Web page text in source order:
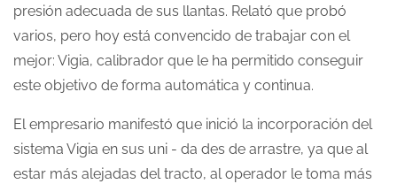
presión adecuada de sus llantas. Relató que probó
varios, pero hoy está convencido de trabajar con el
mejor: Vigia, calibrador que le ha permitido conseguir
este objetivo de forma automática y continua.
El empresario manifestó que inició la incorporación del
sistema Vigia en sus uni - da des de arrastre, ya que al
estar más alejadas del tracto, al operador le toma más